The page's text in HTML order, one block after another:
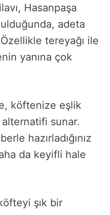
Hasanpaşa
adeta
tereyağı ile
yanına çok
köftenize eşlik
sunar.
hazırladığınız
da keyifli hale
şık bir